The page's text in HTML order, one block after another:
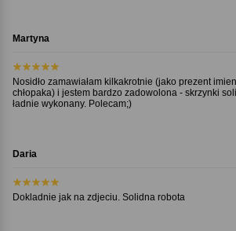
Martyna
Nosidło zamawiałam kilkakrotnie (jako prezent
chłopaka) i jestem bardzo zadowolona - skrzynki
ładnie wykonany. Polecam;)
Daria
Dokladnie jak na zdjeciu. Solidna robota